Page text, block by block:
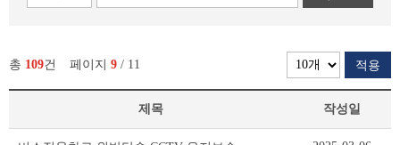
총 109건 페이지 9 / 11 적용
제목 작성일